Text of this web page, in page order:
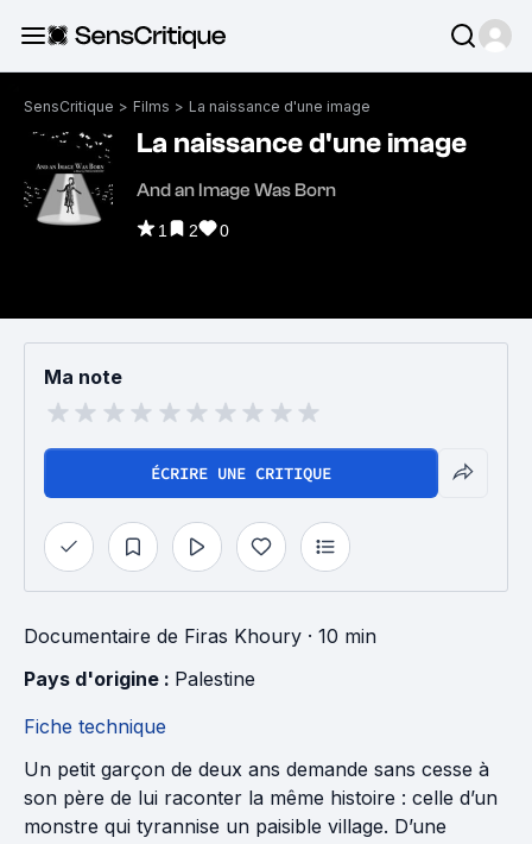
SensCritique > Films > La naissance d'une image
La naissance d'une image
And an Image Was Born
1 2 0
Ma note
ÉCRIRE UNE CRITIQUE
Documentaire de Firas Khoury · 10 min
Pays d'origine : Palestine
Fiche technique
Un petit garçon de deux ans demande sans cesse à
son père de lui raconter la même histoire : celle d’un
monstre qui tyrannise un paisible village. D’une